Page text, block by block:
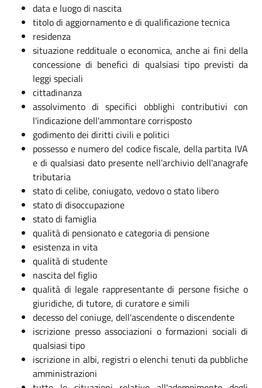
data e luogo di nascita
titolo di aggiornamento e di qualificazione tecnica
residenza
situazione reddituale o economica, anche ai fini della
concessione di benefici di qualsiasi tipo previsti da
leggi speciali
cittadinanza
assolvimento di specifici obblighi contributivi con
l'indicazione dell'ammontare corrisposto
godimento dei diritti civili e politici
possesso e numero del codice fiscale, della partita IVA
e di qualsiasi dato presente nell’archivio dell'anagrafe
tributaria
stato di celibe, coniugato, vedovo o stato libero
stato di disoccupazione
stato di famiglia
qualità di pensionato e categoria di pensione
esistenza in vita
qualità di studente
nascita del figlio
qualità di legale rappresentante di persone fisiche o
giuridiche, di tutore, di curatore e simili
decesso del coniuge, dell'ascendente o discendente
iscrizione presso associazioni o formazioni sociali di
qualsiasi tipo
iscrizione in albi, registri o elenchi tenuti da pubbliche
amministrazioni